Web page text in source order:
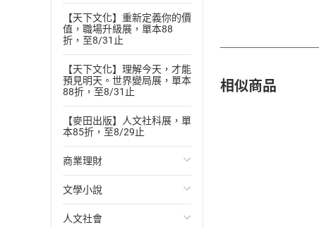
【天下文化】重新定義你的價
值，職場升級展，單本88
折，至8/31止
【天下文化】理解今天，才能
預見明天。世界變局展，單本
88折，至8/31止
【麥田出版】人文社科展，單
本85折，至8/29止
商業理財
投資理財
經濟/趨勢
文學小說
歐美文學
人文社會
相似商品